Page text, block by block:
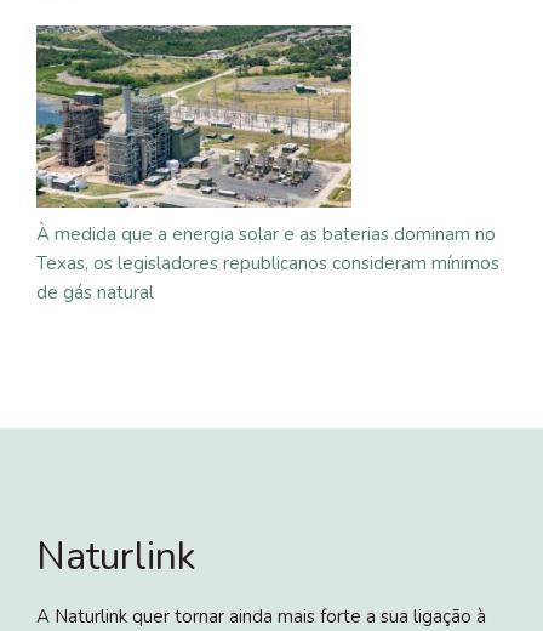
À medida que a energia solar e as baterias dominam no
Texas, os legisladores republicanos consideram mínimos
de gás natural
Naturlink
A Naturlink quer tornar ainda mais forte a sua ligação à